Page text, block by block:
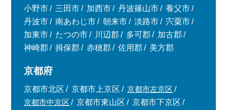
小野市
三田市 加西市 丹波篠山市
養父市
丹波市
南あわじ市 朝来市 淡路市
宍粟市
加東市
たつの市 川辺郡 多可郡
加古郡
神崎郡
揖保郡 赤穂郡 佐用郡 美方郡
京都府
京都市北区 京都市上京区
京都市左京区
京都市中京区
京都市東山区
京都市下京区